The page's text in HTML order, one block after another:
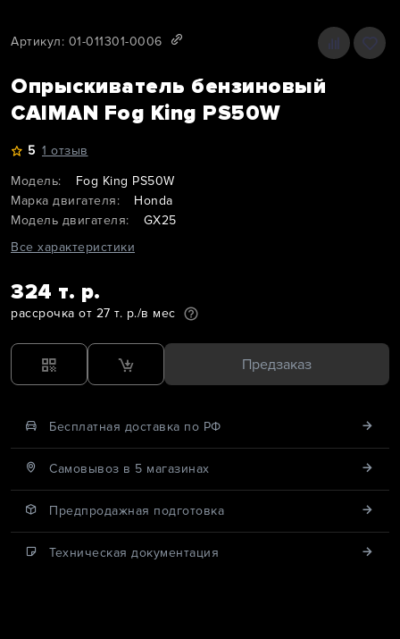
Артикул: 01-011301-0006
Опрыскиватель бензиновый
CAIMAN Fog King PS50W
5 1 отзыв
Модель:
Fog King PS50W
Марка двигателя:
Honda
Модель двигателя:
GX25
Все характеристики
324 т. р.
рассрочка от 27 т. р./в мес
Предзаказ
Бесплатная доставка по РФ
Cамовывоз в 5 магазинах
Предпродажная подготовка
Техническая документация